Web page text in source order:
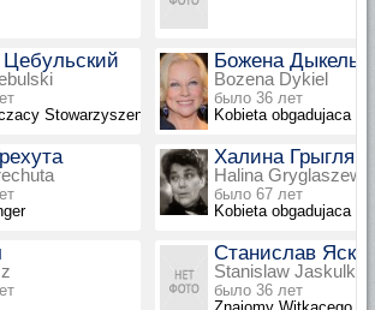
Stowarzyszenia Teatralnego
Божена Дыкель
Bozena Dykiel
было 36 лет
Kobieta obgadujaca
Халина
Halina
было 67 лет
Kobieta obgadujaca
Станислав
Stanislaw Jaskulka
было 36 лет